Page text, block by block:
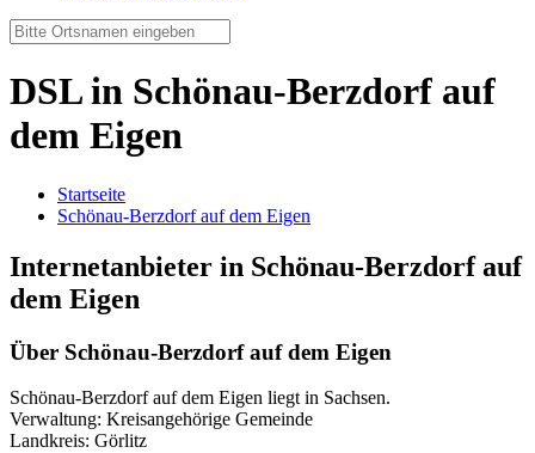
DSL in Schönau-Berzdorf auf
dem Eigen
Startseite
Schönau-Berzdorf auf dem Eigen
Internetanbieter in Schönau-Berzdorf auf
dem Eigen
Über Schönau-Berzdorf auf dem Eigen
Schönau-Berzdorf auf dem Eigen liegt in Sachsen.
Verwaltung: Kreisangehörige Gemeinde
Landkreis: Görlitz